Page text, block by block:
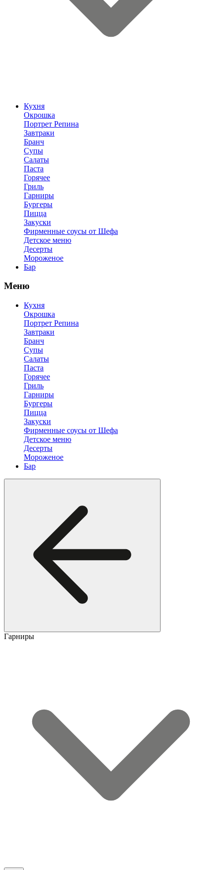
Кухня
Окрошка
Портрет Репина
Завтраки
Бранч
Супы
Салаты
Паста
Горячее
Гриль
Гарниры
Бургеры
Пицца
Закуски
Фирменные соусы от Шефа
Детское меню
Десерты
Мороженое
Бар
Меню
Кухня
Окрошка
Портрет Репина
Завтраки
Бранч
Супы
Салаты
Паста
Горячее
Гриль
Гарниры
Бургеры
Пицца
Закуски
Фирменные соусы от Шефа
Детское меню
Десерты
Мороженое
Бар
Гарниры